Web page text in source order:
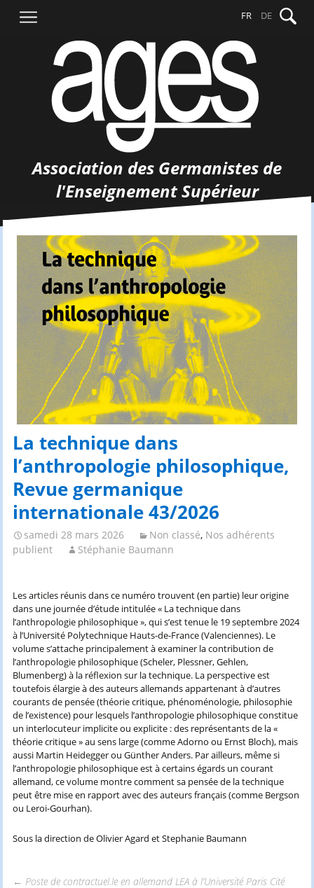
contenu
FR DE
Association des Germanistes de
l'Enseignement Supérieur
La technique dans
l’anthropologie philosophique,
Revue germanique
internationale 43/2026
samedi 28 mars 2026 Non classé, Nos adhérents
publient
Stéphanie Baumann
Les articles réunis dans ce numéro trouvent (en partie) leur origine
dans une journée d’étude intitulée « La technique dans
l’anthropologie philosophique », qui s’est tenue le 19 septembre 2024
à l’Université Polytechnique Hauts-de-France (Valenciennes). Le
volume s’attache principalement à examiner la contribution de
l’anthropologie philosophique (Scheler, Plessner, Gehlen,
Blumenberg) à la réflexion sur la technique. La perspective est
toutefois élargie à des auteurs allemands appartenant à d’autres
courants de pensée (théorie critique, phénoménologie, philosophie
de l’existence) pour lesquels l’anthropologie philosophique constitue
un interlocuteur implicite ou explicite : des représentants de la «
théorie critique » au sens large (comme Adorno ou Ernst Bloch), mais
aussi Martin Heidegger ou Günther Anders. Par ailleurs, même si
l’anthropologie philosophique est à certains égards un courant
allemand, ce volume montre comment sa pensée de la technique
peut être mise en rapport avec des auteurs français (comme Bergson
ou Leroi-Gourhan).
Sous la direction de Olivier Agard et Stephanie Baumann
← Poste de contractuel.le en allemand LEA à l’Université Paris Cité